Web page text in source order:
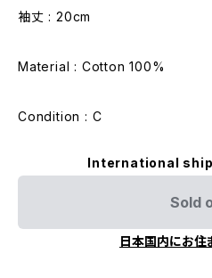
袖丈 : 20cm
Material : Cotton 100%
Condition : C
International
Sold
日本国内にお住